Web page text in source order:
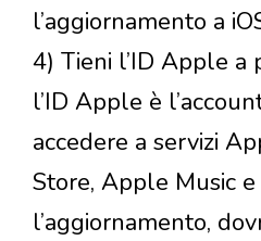
l’aggiornamento a
4) Tieni l’ID Apple a
l’ID Apple è
accedere a servizi
Store, Apple Music
l’aggiornamento,